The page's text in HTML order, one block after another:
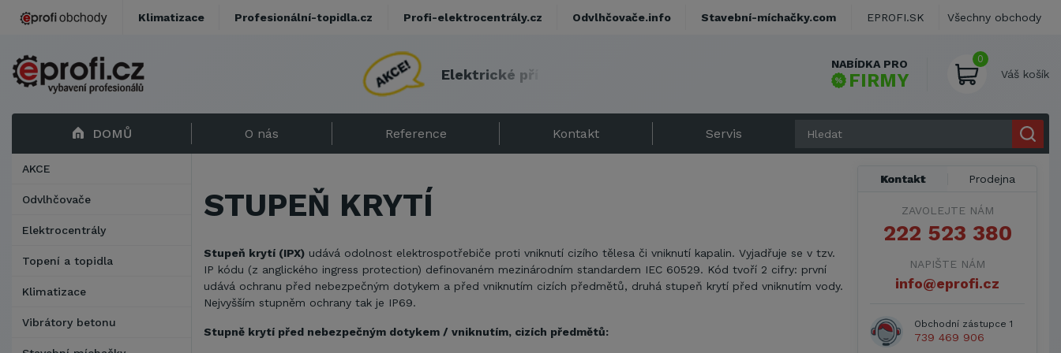
Elektrické př
NABÍDKA PRO
FIRMY
0
Váš košík
DOMŮ O nás Reference Kontakt Servis
AKCE
Odvlhčovače
Elektrocentrály
Topení a topidla
Klimatizace
Vibrátory betonu
STUPEŇ KRYTÍ
Stupeň krytí (IPX) udává odolnost elektrospotřebiče proti vniknutí cizího tělesa či vniknutí kapalin. Vyjadřuje se v tzv.
IP kódu (z anglického ingress protection) definovaném mezinárodním standardem IEC 60529. Kód tvoří 2 cifry: první
udává ochranu před nebezpečným dotykem a před vniknutím cizích předmětů, druhá stupeň krytí před vniknutím vody.
Nejvyšším stupněm ochrany tak je IP69.
Stupně krytí před nebezpečným dotykem / vniknutím, cizích předmětů:
Kontakt Prodejna
ZAVOLEJTE NÁM
222 523 380
NAPIŠTE NÁM
info@eprofi.cz
Obchodní zástupce 1
739 469 906
Klimatizace Profesionální-topidla.cz Profi-elektrocentrály.cz Odvlhčovače.info Stavební-míchačky.com EPROFI.SK Všechny obchody